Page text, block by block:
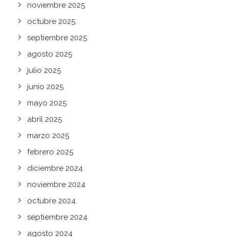
noviembre 2025
octubre 2025
septiembre 2025
agosto 2025
julio 2025
junio 2025
mayo 2025
abril 2025
marzo 2025
febrero 2025
diciembre 2024
noviembre 2024
octubre 2024
septiembre 2024
agosto 2024